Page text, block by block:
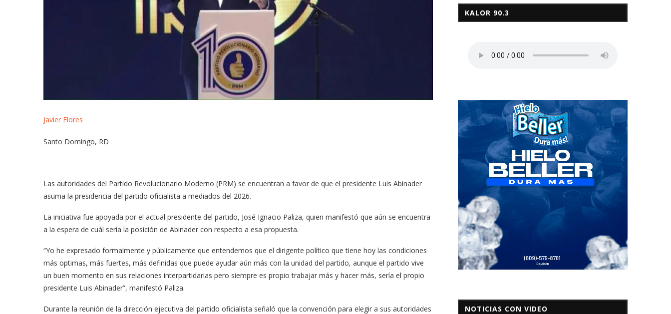
Javier Flores
Santo Domingo, RD
Las autoridades del Partido Revolucionario Moderno (PRM) se encuentran a favor de que el presidente Luis Abinader
asuma la presidencia del partido oficialista a mediados del 2026.
La iniciativa fue apoyada por el actual presidente del partido, José Ignacio Paliza, quien manifestó que aún se encuentra
a la espera de cuál sería la posición de Abinader con respecto a esa propuesta.
“Yo he expresado formalmente y públicamente que entendemos que el dirigente político que tiene hoy las condiciones
más optimas, más fuertes, más definidas que puede ayudar aún más con la unidad del partido, aunque el partido vive
un buen momento en sus relaciones interpartidarias pero siempre es propio trabajar más y hacer más, sería el propio
presidente Luis Abinader”, manifestó Paliza.
Durante la reunión de la dirección ejecutiva del partido oficialista señaló que la convención para elegir a sus autoridades
KALOR 90.3
NOTICIAS CON VIDEO